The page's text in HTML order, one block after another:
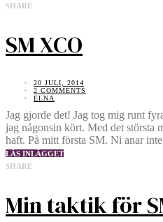
SHARE
SM XCO
20 JULI, 2014
2 COMMENTS
ELNA
Jag gjorde det! Jag tog mig runt
jag någonsin kört. Med det största
haft. På mitt första SM. Ni anar
LÄS INLÄGGET
SHARE
Min taktik för